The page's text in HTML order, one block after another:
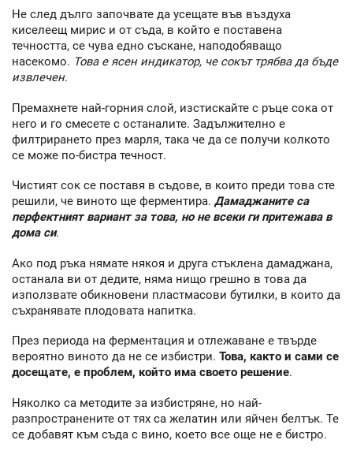
Не след дълго започвате да усещате във въздуха
киселеещ мирис и от съда, в който е поставена
течността, се чува едно съскане, наподобяващо
насекомо. Това е ясен индикатор, че сокът трябва да бъде
извлечен.
Премахнете най-горния слой, изстискайте с ръце сока от
него и го смесете с останалите. Задължително е
филтрирането през марля, така че да се получи колкото
се може по-бистра течност.
Чистият сок се поставя в съдове, в които преди това сте
решили, че виното ще ферментира. Дамаджаните са
перфектният вариант за това, но не всеки ги притежава в
дома си.
Ако под ръка нямате някоя и друга стъклена дамаджана,
останала ви от дедите, няма нищо грешно в това да
използвате обикновени пластмасови бутилки, в които да
съхранявате плодовата напитка.
През периода на ферментация и отлежаване е твърде
вероятно виното да не се избистри. Това, както и сами се
досещате, е проблем, който има своето решение.
Няколко са методите за избистряне, но най-
разпространените от тях са желатин или яйчен белтък. Те
се добавят към съда с вино, което все още не е бистро.